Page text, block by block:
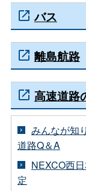
バス
離島航路
高速道路
みんなが知
道路Q＆A
NEXCO西
定